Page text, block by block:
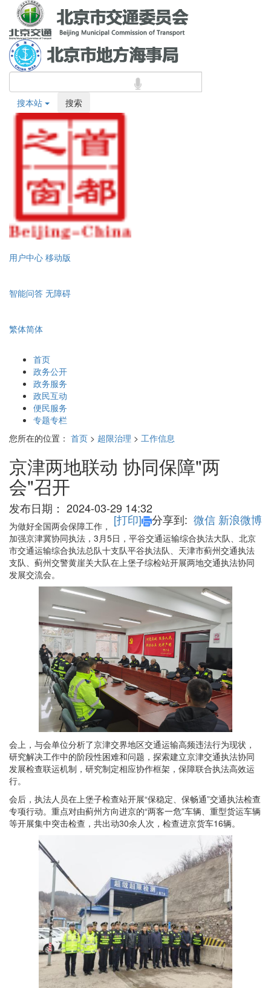
搜本站 搜索
用户中心 移动版
智能问答 无障碍
繁体简体
首页
政务公开
政务服务
政民互动
便民服务
专题专栏
您所在的位置： 首页 > 超限治理 > 工作信息
京津两地联动 协同保障"两
会"召开
发布日期： 2024-03-29 14:32
[打印] 分享到: 微信 新浪微博
为做好全国两会保障工作，
加强京津冀协同执法，3月5日，平谷交通运输综合执法大队、北京
市交通运输综合执法总队十支队平谷执法队、天津市蓟州交通执法
支队、蓟州交警黄崖关大队在上堡子综检站开展两地交通执法协同
发展交流会。
会上，与会单位分析了京津交界地区交通运输高频违法行为现状，
研究解决工作中的阶段性困难和问题，探索建立京津交通执法协同
发展检查联运机制，研究制定相应协作框架，保障联合执法高效运
行。
会后，执法人员在上堡子检查站开展“保稳定、保畅通”交通执法检查
专项行动。重点对由蓟州方向进京的“两客一危”车辆、重型货运车辆
等开展集中突击检查，共出动30余人次，检查进京货车16辆。